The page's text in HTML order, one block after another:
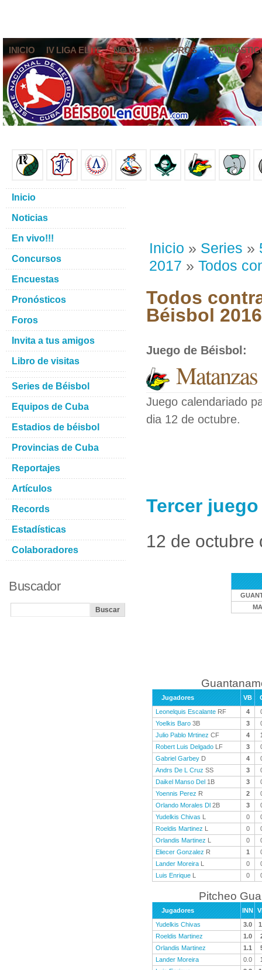
INICIO IV LIGA ELITE NOTICIAS FOROS
Inicio » Series »
2017 » Todos
Todos
Béisbol
Juego de Béisbol :
Juego calendariado
dia 12 de octubre.
Tercer
12 de octubre
Jugadores VB
Leonelquis Escalante RF 4
Yoelkis Baro 3B 3
Julio Pablo Mrtinez CF 4
Robert Luis Delgado LF 3
Gabriel Garbey D 4
Andrs De L Cruz SS 3
Daikel Manso Del 1B 3
Yoennis Perez R 2
Orlando Morales Dl 2B 3
Yudelkis Chivas L 0
Roeldis Martinez L 0
Orlandis Martinez L 0
Eliecer Gonzalez R 1
Lander Moreira L 0
Luis Enrique L 0
Pitcheo
Jugadores INN
Yudelkis Chivas
3.0
Roeldis Martinez
1.0
Orlandis Martinez
1.1
Lander Moreira
0.0
Inicio
Noticias
En vivo!!!
Concursos
Encuestas
Pronósticos
Foros
Invita a tus amigos
Libro de visitas
Series de Béisbol
Equipos de Cuba
Estadios de béisbol
Provincias de Cuba
Reportajes
Artículos
Records
Estadísticas
Colaboradores
Buscador